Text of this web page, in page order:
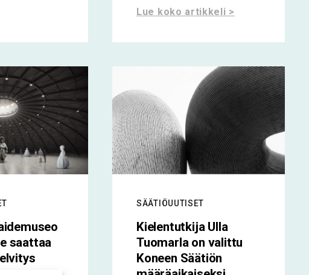
Lue koko artikkeli >
saattaa
SÄÄTIÖUUTISET
Kielentutkija Ulla
Tuomarla on valittu
Koneen Säätiön